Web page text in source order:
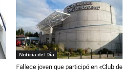
Noticia del Día
Fallece joven que participó en «Club de